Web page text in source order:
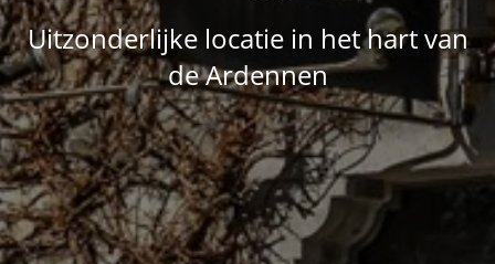
Uitzonderlijke locatie in het hart van
de Ardennen